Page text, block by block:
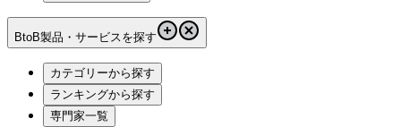
BtoB製品・サービスを探す
カテゴリーから探す
ランキングから探す
専門家一覧